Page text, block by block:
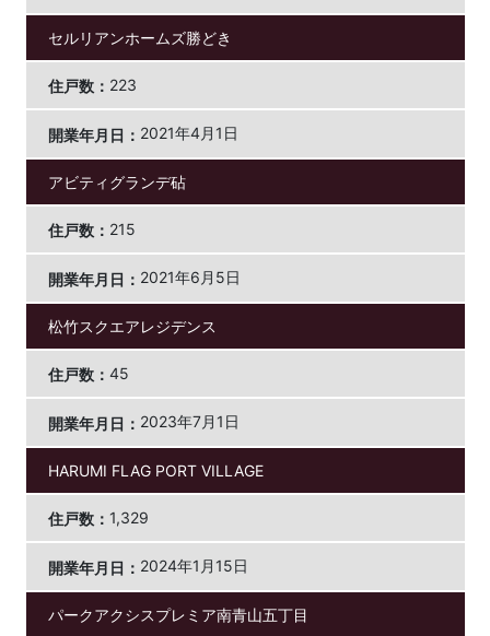
セルリアンホームズ勝どき
223
2021年4月1日
アビティグランデ砧
215
2021年6月5日
松竹スクエアレジデンス
45
2023年7月1日
HARUMI FLAG PORT VILLAGE
1,329
2024年1月15日
パークアクシスプレミア南青山五丁目